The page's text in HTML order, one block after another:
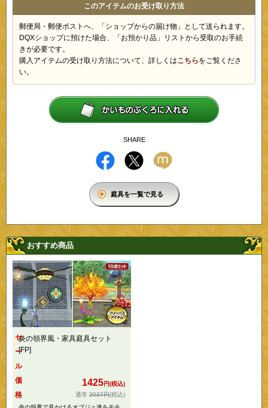
このアイテムのお受け取り方法
郵便局・郵便ポストへ、「ショップからの届け物」として送られます。
DQXショップに預けた場合、「お預かり品」リストから受取のお手続
きが必要です。
購入アイテムの受け取り方法について、詳しくはこちらをご覧くださ
い。
SHARE
庭具を一覧で見る
おすすめ商品
炎の領界風・家具庭具セット
[FP]
セ
ー
ル
価
格
1425円(税込)
2037円(税込)